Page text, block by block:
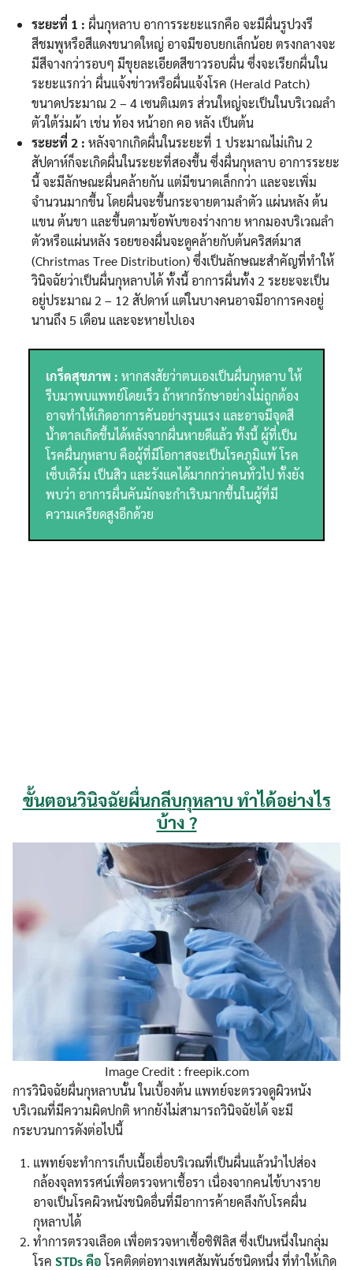
ระยะที่ 1 : ผื่นกุหลาบ อาการระยะแรกคือ จะมีผื่นรูปวงรี
สีชมพูหรือสีแดงขนาดใหญ่ อาจมีขอบยกเล็กน้อย ตรงกลางจะ
มีสีจางกว่ารอบๆ มีขุยละเอียดสีขาวรอบผื่น ซึ่งจะเรียกผื่นใน
ระยะแรกว่า ผื่นแจ้งข่าวหรือผื่นแจ้งโรค (Herald Patch)
ขนาดประมาณ 2 – 4 เซนติเมตร ส่วนใหญ่จะเป็นในบริเวณลำ
ตัวใต้ร่มผ้า เช่น ท้อง หน้าอก คอ หลัง เป็นต้น
ระยะที่ 2 : หลังจากเกิดผื่นในระยะที่ 1 ประมาณไม่เกิน 2
สัปดาห์ก็จะเกิดผื่นในระยะที่สองขึ้น ซึ่งผื่นกุหลาบ อาการระยะ
นี้ จะมีลักษณะผื่นคล้ายกัน แต่มีขนาดเล็กกว่า และจะเพิ่ม
จำนวนมากขึ้น โดยผื่นจะขึ้นกระจายตามลำตัว แผ่นหลัง ต้น
แขน ต้นขา และขึ้นตามข้อพับของร่างกาย หากมองบริเวณลำ
ตัวหรือแผ่นหลัง รอยของผื่นจะดูคล้ายกับต้นคริสต์มาส
(Christmas Tree Distribution) ซึ่งเป็นลักษณะสำคัญที่ทำให้
วินิจฉัยว่าเป็นผื่นกุหลาบได้ ทั้งนี้ อาการผื่นทั้ง 2 ระยะจะเป็น
อยู่ประมาณ 2 – 12 สัปดาห์ แต่ในบางคนอาจมีอาการคงอยู่
นานถึง 5 เดือน และจะหายไปเอง
เกร็ดสุขภาพ : หากสงสัยว่าตนเองเป็นผื่นกุหลาบ ให้
รีบมาพบแพทย์โดยเร็ว ถ้าหากรักษาอย่างไม่ถูกต้อง
อาจทำให้เกิดอาการคันอย่างรุนแรง และอาจมีจุดสี
น้ำตาลเกิดขึ้นได้หลังจากผื่นหายดีแล้ว ทั้งนี้ ผู้ที่เป็น
โรคผื่นกุหลาบ คือผู้ที่มีโอกาสจะเป็นโรคภูมิแพ้ โรค
เซ็บเดิร์ม เป็นสิว และรังแคได้มากกว่าคนทั่วไป ทั้งยัง
พบว่า อาการผื่นคันมักจะกำเริบมากขึ้นในผู้ที่มี
ความเครียดสูงอีกด้วย
ขั้นตอนวินิจฉัยผื่นกลีบกุหลาบ ทำได้อย่างไร
บ้าง ?
Image Credit : freepik.com
การวินิจฉัยผื่นกุหลาบนั้น ในเบื้องต้น แพทย์จะตรวจดูผิวหนัง
บริเวณที่มีความผิดปกติ หากยังไม่สามารถวินิจฉัยได้ จะมี
กระบวนการดังต่อไปนี้
แพทย์จะทำการเก็บเนื้อเยื่อบริเวณที่เป็นผื่นแล้วนำไปส่อง
กล้องจุลทรรศน์เพื่อตรวจหาเชื้อรา เนื่องจากคนไข้บางราย
อาจเป็นโรคผิวหนังชนิดอื่นที่มีอาการค้ายคลึงกับโรคผื่น
กุหลาบได้
ทำการตรวจเลือด เพื่อตรวจหาเชื้อซิฟิลิส ซึ่งเป็นหนึ่งในกลุ่ม
โรค STDs คือ โรคติดต่อทางเพศสัมพันธ์ชนิดหนึ่ง ที่ทำให้เกิด